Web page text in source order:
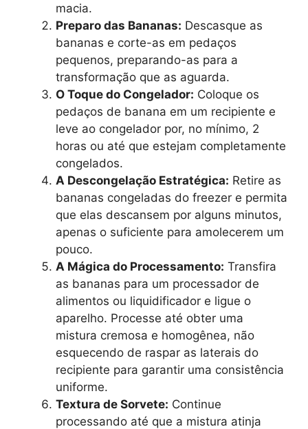
macia.
Preparo das Bananas: Descasque as
bananas e corte-as em pedaços
pequenos, preparando-as para a
transformação que as aguarda.
O Toque do Congelador: Coloque os
pedaços de banana em um recipiente e
leve ao congelador por, no mínimo, 2
horas ou até que estejam completamente
congelados.
A Descongelação Estratégica: Retire as
bananas congeladas do freezer e permita
que elas descansem por alguns minutos,
apenas o suficiente para amolecerem um
pouco.
A Mágica do Processamento: Transfira
as bananas para um processador de
alimentos ou liquidificador e ligue o
aparelho. Processe até obter uma
mistura cremosa e homogênea, não
esquecendo de raspar as laterais do
recipiente para garantir uma consistência
uniforme.
Textura de Sorvete: Continue
processando até que a mistura atinja